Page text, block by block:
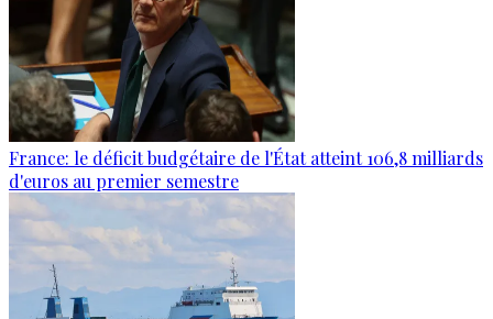
France: le déficit budgétaire de l'État atteint 106,8 milliards
d'euros au premier semestre